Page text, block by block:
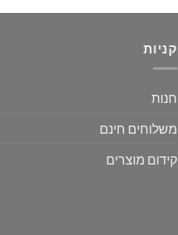
קניות
חנות
משלוחים חינם
קידום מוצרים